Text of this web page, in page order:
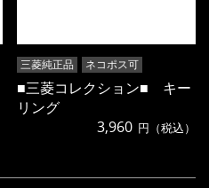
三菱純正品 ネコポス可
■三菱コレクション■ キー
リング
3,960 円（税込）